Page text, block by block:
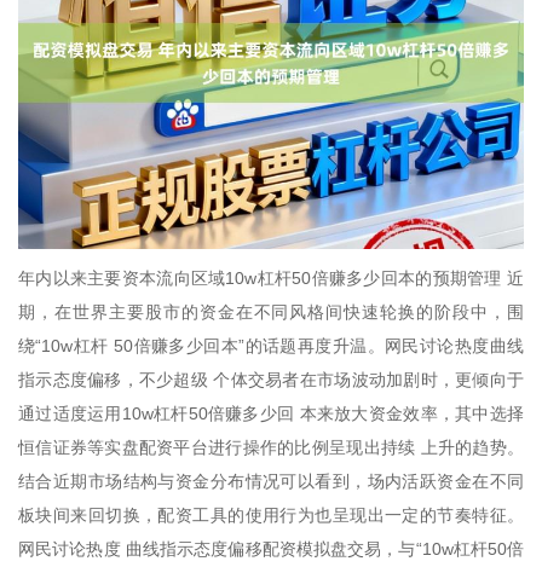
年内以来主要资本流向区域10w杠杆50倍赚多少回本的预期管理 近
期，在世界主要股市的资金在不同风格间快速轮换的阶段中，围
绕“10w杠杆 50倍赚多少回本”的话题再度升温。网民讨论热度曲线
指示态度偏移，不少超级 个体交易者在市场波动加剧时，更倾向于
通过适度运用10w杠杆50倍赚多少回 本来放大资金效率，其中选择
恒信证券等实盘配资平台进行操作的比例呈现出持续 上升的趋势。
结合近期市场结构与资金分布情况可以看到，场内活跃资金在不同
板块间来回切换，配资工具的使用行为也呈现出一定的节奏特征。
网民讨论热度 曲线指示态度偏移配资模拟盘交易，与“10w杠杆50倍